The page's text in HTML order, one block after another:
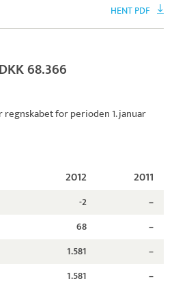
HENT PDF
68.366
for perioden 1. januar
2012 2011
-2
–
68
–
1.581
–
1.581 –